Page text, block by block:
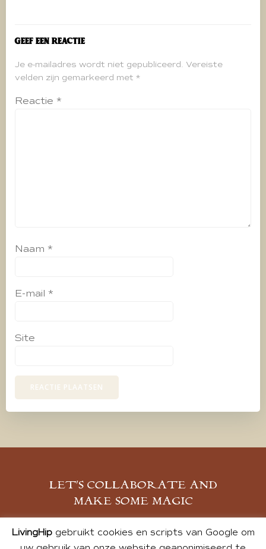
Geef een reactie
Je e-mailadres wordt niet gepubliceerd. Vereiste
velden zijn gemarkeerd met *
Reactie *
Naam *
E-mail *
Site
LET’S COLLABORATE AND
MAKE SOME MAGIC
MELD JE AAN
LivingHipgebruikt cookies en scripts van Google om